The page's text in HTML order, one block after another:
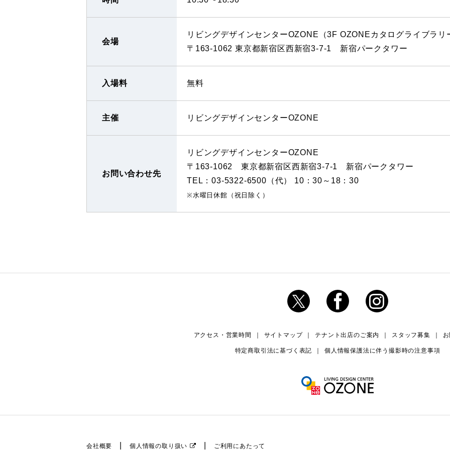
会場
リビングデザインセンターOZONE（3F OZONEカタログライブラリ
〒163-1062 東京都新宿区西新宿3-7-1 新宿パークタワー
入場料 無料
主催 リビングデザインセンターOZONE
お問い合わせ先
リビングデザインセンターOZONE
〒163-1062 東京都新宿区西新宿3-7-1 新宿パークタワー
TEL：03-5322-6500（代） 10：30～18：30
※水曜日休館（祝日除く）
アクセス・営業時間 サイトマップ テナント出店のご案内 スタッフ募集
特定商取引法に基づく表記 個人情報保護法に伴う撮影時の注意事項
会社概要 個人情報の取り扱い ご利用にあたって